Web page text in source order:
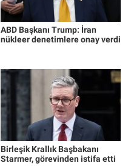
ABD Başkanı Trump: İran
nükleer denetimlere onay verdi
Birleşik Krallık Başbakanı
Starmer, görevinden istifa etti